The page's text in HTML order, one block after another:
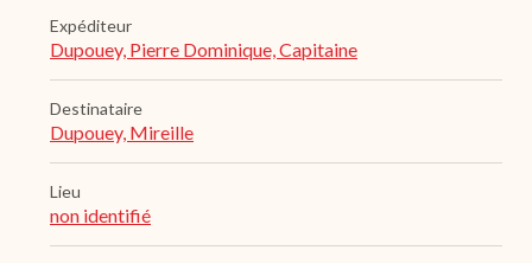
Expéditeur
Dupouey, Pierre Dominique, Capitaine
Destinataire
Dupouey, Mireille
Lieu
non identifié